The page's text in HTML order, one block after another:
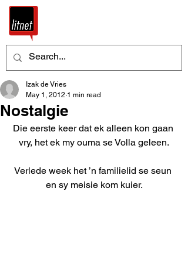
Nostalgie
Izak de Vries
May 1, 2012 1 min read
Die eerste keer dat ek alleen kon gaan
vry, het ek my ouma se Volla geleen.
Verlede week het ’n familielid se seun
en sy meisie kom kuier.